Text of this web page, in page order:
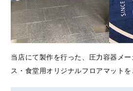
当店にて製作を行った、圧力容器メ
ス・食堂用オリジナルフロアマットを